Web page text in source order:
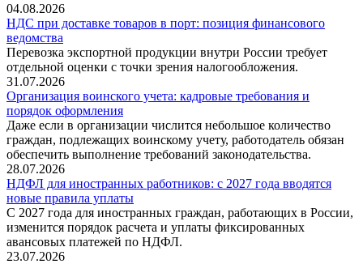
04.08.2026
НДС при доставке товаров в порт: позиция финансового
ведомства
Перевозка экспортной продукции внутри России требует
отдельной оценки с точки зрения налогообложения.
31.07.2026
Организация воинского учета: кадровые требования и
порядок оформления
Даже если в организации числится небольшое количество
граждан, подлежащих воинскому учету, работодатель обязан
обеспечить выполнение требований законодательства.
28.07.2026
НДФЛ для иностранных работников: с 2027 года вводятся
новые правила уплаты
С 2027 года для иностранных граждан, работающих в России,
изменится порядок расчета и уплаты фиксированных
авансовых платежей по НДФЛ.
23.07.2026